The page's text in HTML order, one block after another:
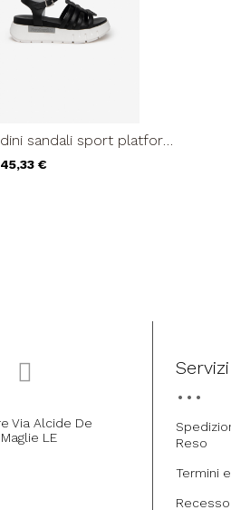
sandali sport platform
45,33 €
Via Alcide De
LE
Servizi
Reso
Termini
Recesso